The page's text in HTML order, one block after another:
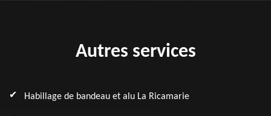
Autres services
Habillage de bandeau et alu La Ricamarie